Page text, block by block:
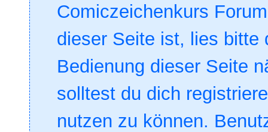
Comiczeichenkurs
dieser Seite ist, lies bitte
Bedienung dieser Seite
solltest du dich
nutzen zu können.